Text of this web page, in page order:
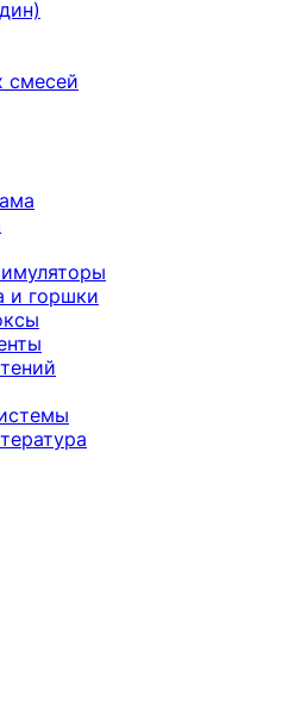
смесей
и горшки